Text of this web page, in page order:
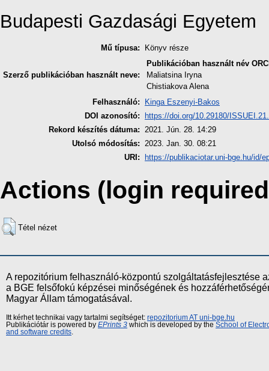
Budapesti Gazdasági Egyetem
Mű típusa: Könyv része
Szerző publikációban használt neve:
Publikációban használt név
Maliatsina Iryna
Chistiakova Alena
Felhasználó:
Kinga Eszenyi-Bakos
DOI azonosító:
https://doi.org/10.29180/
Rekord készítés dátuma: 2021. Jún. 28. 14:29
Utolsó módosítás: 2023. Jan. 30. 08:21
URI:
https://publikaciotar.uni-bge.hu/id/
Actions (login
Tétel nézet
A repozitórium felhasználó-központú szolgáltatásfejlesztése
a BGE felsőfokú képzései minőségének és
Magyar Állam támogatásával.
Itt kérhet technikai vagy tartalmi segítséget: repozitorium AT uni-bge.hu
Publikációtár is powered by EPrints 3 which is developed by the School of
and software credits.